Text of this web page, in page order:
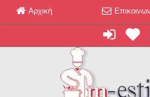
Αρχική